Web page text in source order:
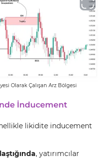
Olarak Çalışan Arz Bölgesi
İnducement
likidite inducement
, yatırımcılar